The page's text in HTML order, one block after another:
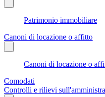
Patrimonio immobiliare
Canoni di locazione o affitto
Canoni di locazione o
Comodati
Controlli e rilievi